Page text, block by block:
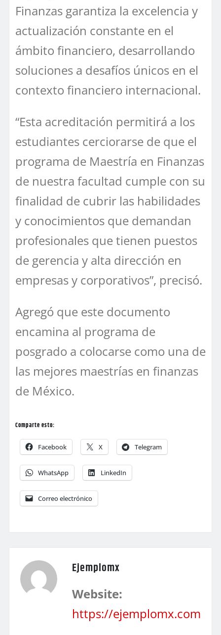
Finanzas garantiza la excelencia y
actualización constante en el
ámbito financiero, desarrollando
soluciones a desafíos únicos en el
contexto financiero internacional.
“Esta acreditación permitirá a los
estudiantes cerciorarse de que el
programa de Maestría en Finanzas
de nuestra facultad cumple con su
finalidad de cubrir las habilidades
y conocimientos que demandan
profesionales que tienen puestos
de gerencia y alta dirección en
empresas y corporativos”, precisó.
Agregó que este documento
encamina al programa de
posgrado a colocarse como una de
las mejores maestrías en finanzas
de México.
Comparte esto:
Facebook X Telegram
WhatsApp LinkedIn
Correo electrónico
Ejemplomx
Website:
https://ejemplomx.com